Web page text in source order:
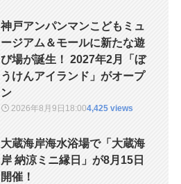
神戸アンパンマンこどもミュ
ージアム＆モールに新たな遊
び場が誕生！ 2027年2月「ぼ
うけんアイランド」がオープ
ン
2026年8月9日 18:004,425 views
大蔵海岸海水浴場で「大蔵海
岸 納涼ミニ縁日」が8月15日
開催！